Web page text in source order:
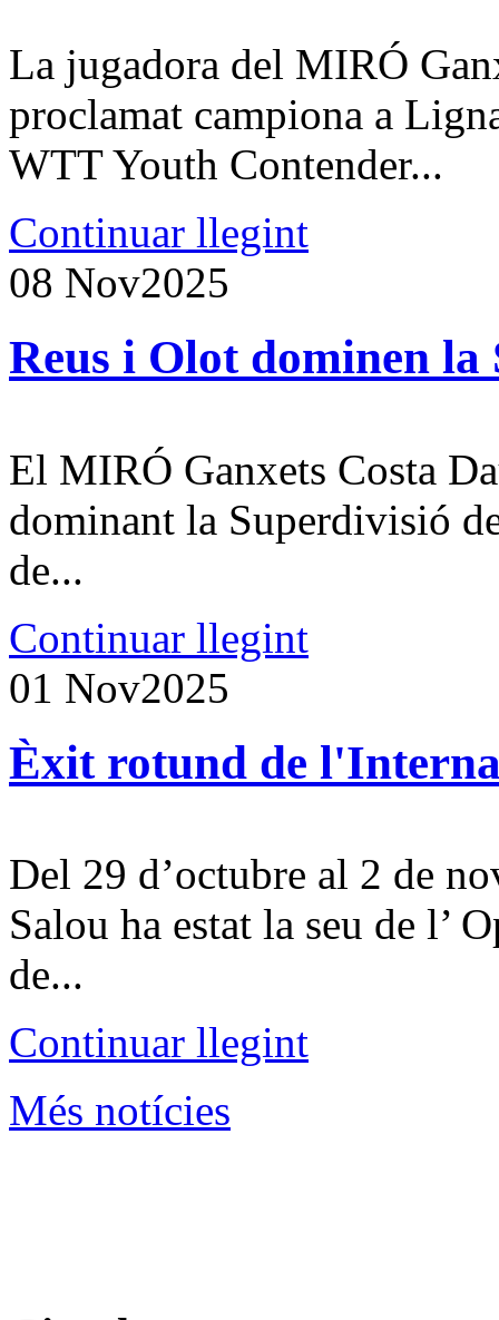
La jugadora del MIRÓ
proclamat campiona a
WTT Youth Contender...
Continuar llegint
08 Nov2025
Reus i Olot dominen la
El MIRÓ Ganxets Costa
dominant la Superdivisió
de...
Continuar llegint
01 Nov2025
Èxit rotund de
Del 29 d’octubre al 2 de
Salou ha estat la seu de l’
de...
Continuar llegint
Més notícies